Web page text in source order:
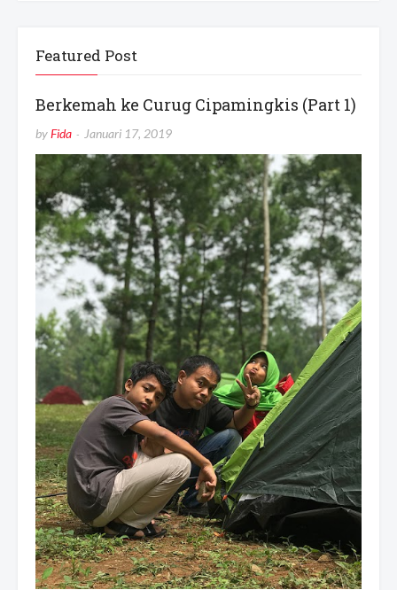
Featured Post
Berkemah ke Curug Cipamingkis (Part 1)
byFida Januari 17, 2019